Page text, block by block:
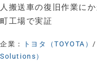
人搬送車の復旧作業に
町工場で実証
企業： トヨタ（TOYOTA）/
Solutions）